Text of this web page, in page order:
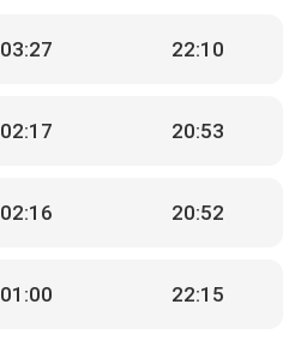
03:27 22:10
02:17 20:53
02:16 20:52
01:00 22:15